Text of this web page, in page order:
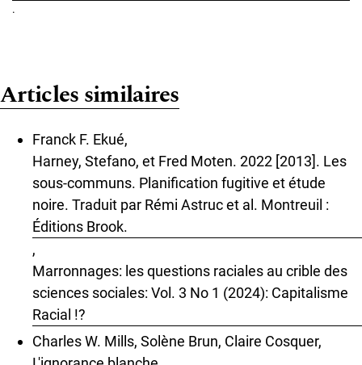
.
Articles similaires
Franck F. Ekué,
Harney, Stefano, et Fred Moten. 2022 [2013]. Les
sous-communs. Planification fugitive et étude
noire. Traduit par Rémi Astruc et al. Montreuil :
Éditions Brook.
,
Marronnages: les questions raciales au crible des
sciences sociales: Vol. 3 No 1 (2024): Capitalisme
Racial !?
Charles W. Mills, Solène Brun, Claire Cosquer,